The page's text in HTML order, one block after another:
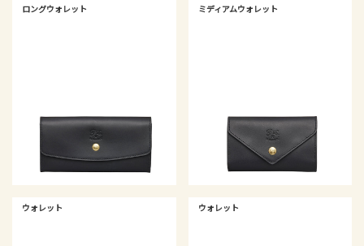
ロングウォレット ミディアムウォレット
ウォレット ウォレット